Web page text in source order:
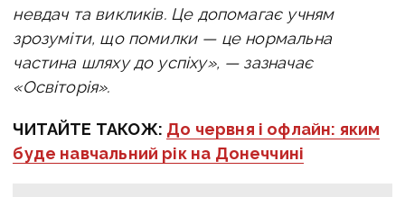
невдач та викликів. Це допомагає учням
зрозуміти, що помилки — це нормальна
частина шляху до успіху», — зазначає
«Освіторія».
ЧИТАЙТЕ ТАКОЖ: До червня і офлайн: яким
буде навчальний рік на Донеччині